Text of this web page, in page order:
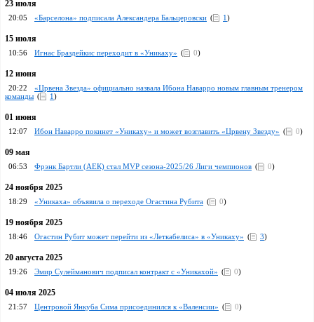
23 июля
20:05 «Барселона» подписала Александера Бальцеровски ( 1)
15 июля
10:56 Игнас Браздейкис переходит в «Уникаху» ( 0)
12 июня
20:22
«Црвена Звезда» официально назвала Ибона Наварро новым главным тренером
команды ( 1)
01 июня
12:07 Ибон Наварро покинет «Уникаху» и может возглавить «Црвену Звезду» ( 0)
09 мая
06:53 Фрэнк Бартли (АЕК) стал MVP сезона-2025/26 Лиги чемпионов ( 0)
24 ноября 2025
18:29 «Уникаха» объявила о переходе Огастина Рубита ( 0)
19 ноября 2025
18:46 Огастин Рубит может перейти из «Леткабелиса» в «Уникаху» ( 3)
20 августа 2025
19:26 Эмир Сулейманович подписал контракт с «Уникахой» ( 0)
04 июля 2025
21:57 Центровой Янкуба Сима присоединился к «Валенсии» ( 0)